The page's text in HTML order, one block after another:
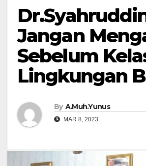
Jangan
Sebelum
Lingkungan
By A.Muh.Yunus
MAR 8, 2023